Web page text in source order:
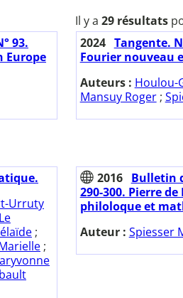
Il y a 29 résultats
93.
Europe
2024 Tangente.
Fourier nouveau
Auteurs : Houlou-
Mansuy Roger;
Urruty
Le
;
;
2016
Bulletin
290-300. Pierre
philoloque et
Auteur : Spiesser